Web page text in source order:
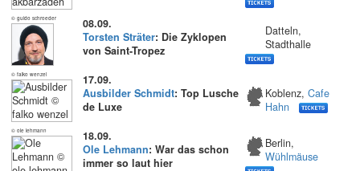
© guido schroeder
08.09.
Torsten Sträter: Die Zyklopen
von Saint-Tropez
Datteln,
Stadthalle
© falko wenzel
17.09.
Ausbilder Schmidt: Top Lusche
de Luxe
Koblenz, Cafe
Hahn
© ole lehmann
18.09.
Ole Lehmann: War das schon
immer so laut hier
Berlin,
Wühlmäuse